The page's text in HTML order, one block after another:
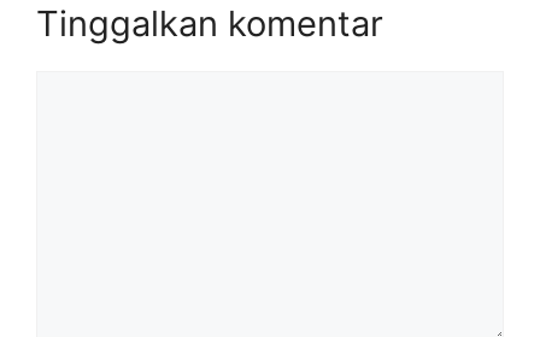
Tinggalkan komentar